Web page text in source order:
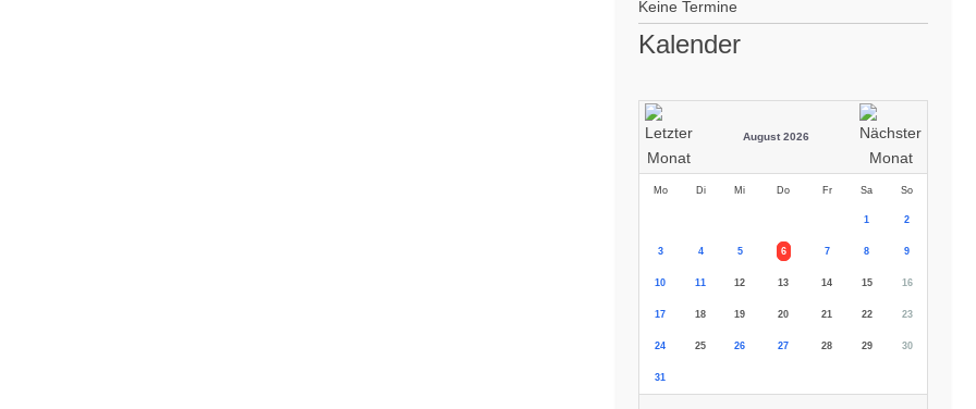
Keine Termine
Kalender
August 2026
Mo Di Mi Do Fr Sa So
1 2
3 4 5 6 7 8 9
10 11 12 13 14 15 16
17 18 19 20 21 22 23
24 25 26 27 28 29 30
31